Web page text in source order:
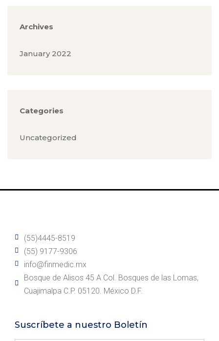
Archives
January 2022
Categories
Uncategorized
(55)4445-8519
(55) 9177-9306
info@finmedic.mx
Bosque de Alisos 45 A Col. Bosques de las Lomas,
Cuajimalpa C.P. 05120. México D.F.
Suscríbete a nuestro Boletín